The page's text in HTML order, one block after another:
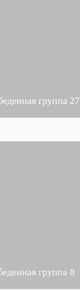
группа 27
группа 8